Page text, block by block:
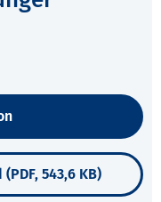
543,6 KB)